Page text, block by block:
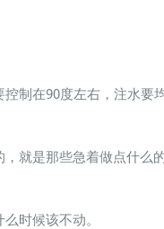
制在90度左右，注水要
，就是那些急着做点什
时候该不动。